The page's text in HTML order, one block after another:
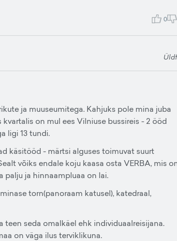
0
ja muuseumitega. Kahjuks pole mina juba
on mul ees Vilniuse bussireis - 2 ööd
ligi 13 tundi.
käsitööd - märtsi alguses toimuvat suurt
võiks endale koju kaasa osta VERBA, mis
palju ja hinnaampluaa on lai.
torn(panoraam katusel), katedraal,
teen seda omalkäel ehk individuaalreisijana.
on väga ilus terviklikuna.